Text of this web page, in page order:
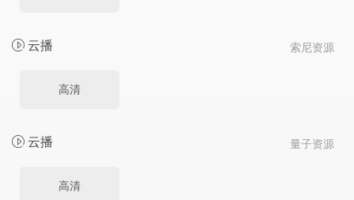
索尼资源
云播
高清
量子资源
云播
高清